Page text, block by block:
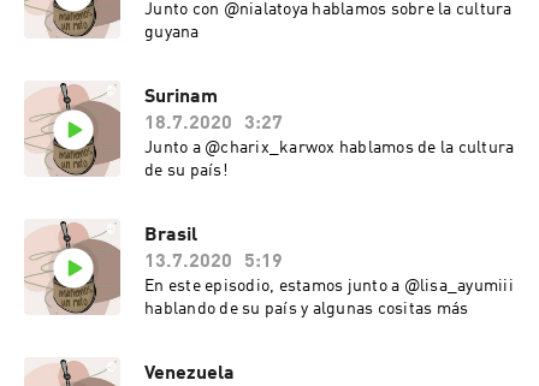
Junto con @nialatoya hablamos sobre la cultura
guyana
Surinam
18.7.2020
3:27
Junto a @charix_karwox hablamos de la cultura
de su país!
Brasil
13.7.2020
5:19
En este episodio, estamos junto a @lisa_ayumiii
hablando de su país y algunas cositas más
Venezuela